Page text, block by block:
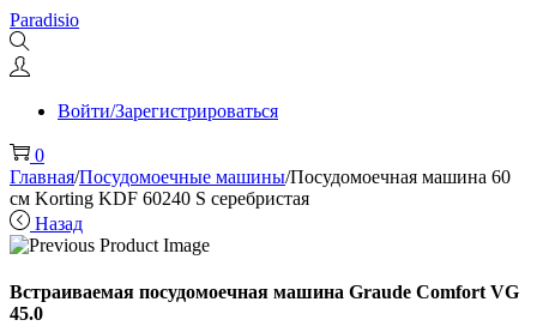
Перейти
к
навигации
Перейти
к
содержимому
Paradisio
Войти/Зарегистрироваться
0
Главная/Посудомоечные машины/Посудомоечная машина 60
см Korting KDF 60240 S серебристая
Назад
Встраиваемая посудомоечная машина Graude Comfort VG
45.0